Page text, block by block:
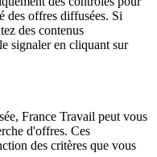
des offres diffusées. Si
des contenus
signaler en cliquant sur
France Travail peut vous
d'offres. Ces
des critères que vous